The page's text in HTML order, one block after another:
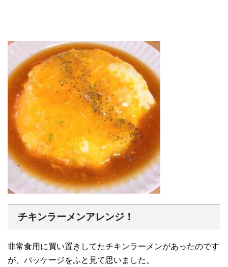
チキンラーメンアレンジ！
非常食用に買い置きしてたチキンラーメンがあったのです
が、パッケージをふと見て思いました。